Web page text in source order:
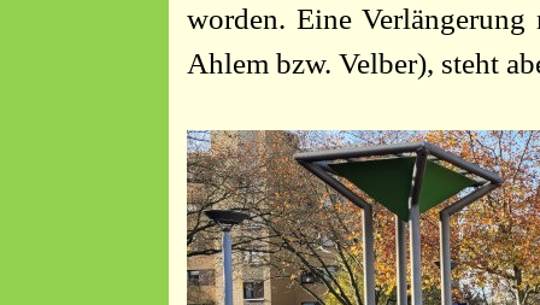
worden. Eine
Ahlem bzw. Velber), steht